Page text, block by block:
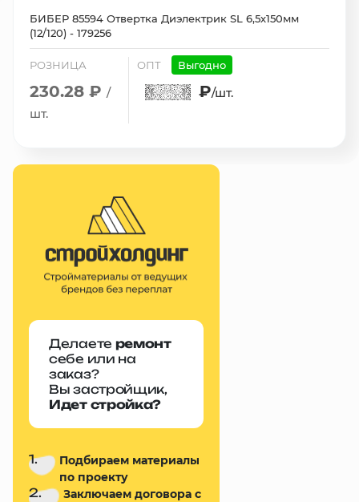
БИБЕР 85594 Отвертка Диэлектрик SL 6,5х150мм
(12/120) - 179256
РОЗНИЦА
230.28 ₽ /
шт.
ОПТ Выгодно
₽/шт.
Делаете ремонт
себе или на
заказ?
Вы застройщик,
Идет стройка?
1.
Подбираем материалы
по проекту
2.
Заключаем договора с